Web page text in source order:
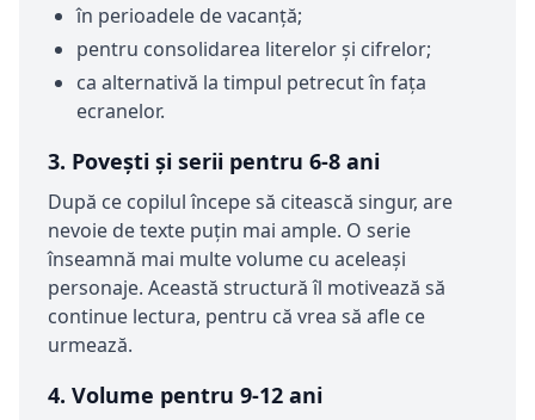
în perioadele de vacanță;
pentru consolidarea literelor și cifrelor;
ca alternativă la timpul petrecut în fața
ecranelor.
3. Povești și serii pentru 6-8 ani
După ce copilul începe să citească singur, are
nevoie de texte puțin mai ample. O serie
înseamnă mai multe volume cu aceleași
personaje. Această structură îl motivează să
continue lectura, pentru că vrea să afle ce
urmează.
4. Volume pentru 9-12 ani